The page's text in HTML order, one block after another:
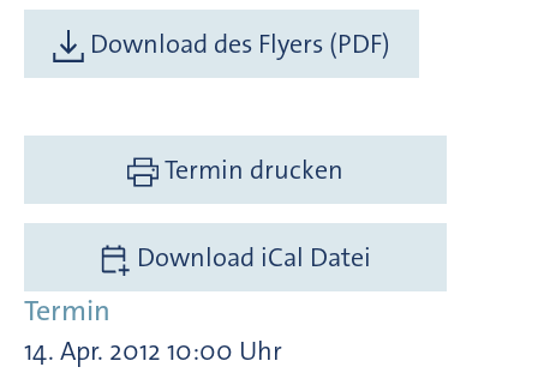
Download des Flyers (PDF)
Termin drucken
Download iCal Datei
Termin
14. Apr. 2012 10:00 Uhr